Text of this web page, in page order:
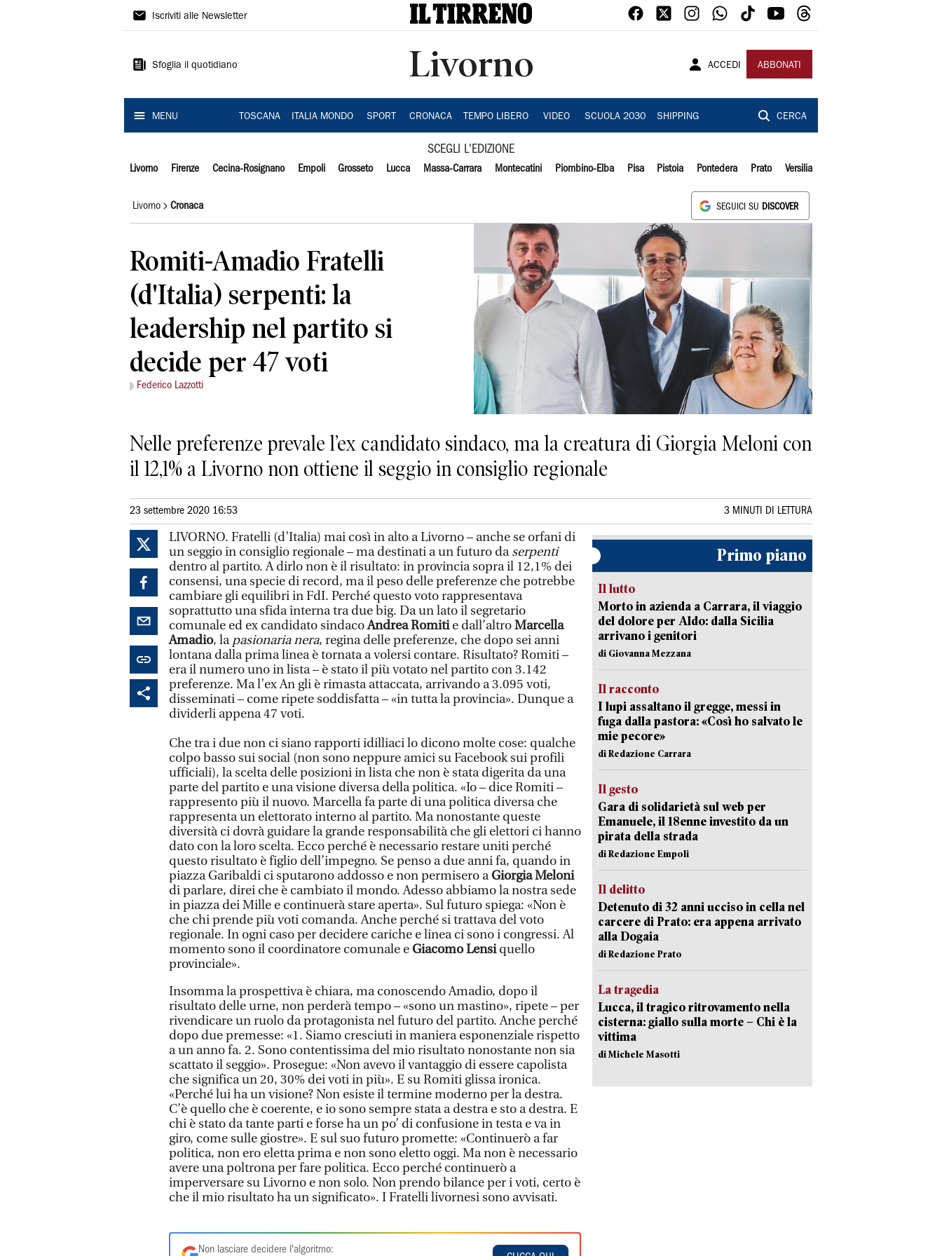
Il
Iscriviti alle Newsletter
Sfoglia il quotidiano Livorno ACCEDI ABBONATI
MENU TOSCANA ITALIA MONDO SPORT CRONACA TEMPO LIBERO VIDEO SCUOLA 2030 SHIPPING CERCA
SCEGLI L'EDIZIONE
Livorno Firenze Cecina-Rosignano Empoli Grosseto Lucca Massa-Carrara Montecatini Piombino-Elba Pisa Pistoia Pontedera Prato Versilia
Livorno Cronaca SEGUICI SU DISCOVER
Romiti-Amadio Fratelli
(d'Italia) serpenti: la
leadership nel partito si
decide per 47 voti
Federico Lazzotti
Nelle preferenze prevale l’ex candidato sindaco, ma la creatura di Giorgia Meloni con
il 12,1% a Livorno non ottiene il seggio in consiglio regionale
23 settembre 2020 16:53 3 MINUTI DI LETTURA
LIVORNO. Fratelli (d’Italia) mai così in alto a Livorno – anche se orfani di
un seggio in consiglio regionale – ma destinati a un futuro daserpenti
dentro al partito. A dirlo non è il risultato: in provincia sopra il 12,1% dei
consensi, una specie di record, ma il peso delle preferenze che potrebbe
cambiare gli equilibri in FdI. Perché questo voto rappresentava
soprattutto una sfida interna tra due big. Da un lato il segretario
comunale ed ex candidato sindacoAndrea Romitie dall’altroMarcella
Amadio, la pasionaria nera, regina delle preferenze, che dopo sei anni
lontana dalla prima linea è tornata a volersi contare. Risultato? Romiti –
era il numero uno in lista – è stato il più votato nel partito con 3.142
preferenze. Ma l’ex An gli è rimasta attaccata, arrivando a 3.095 voti,
disseminati – come ripete soddisfatta – «in tutta la provincia». Dunque a
dividerli appena 47 voti.
Che tra i due non ci siano rapporti idilliaci lo dicono molte cose: qualche
colpo basso sui social (non sono neppure amici su Facebook sui profili
ufficiali), la scelta delle posizioni in lista che non è stata digerita da una
parte del partito e una visione diversa della politica. «Io – dice Romiti –
rappresento più il nuovo. Marcella fa parte di una politica diversa che
rappresenta un elettorato interno al partito. Ma nonostante queste
diversità ci dovrà guidare la grande responsabilità che gli elettori ci hanno
dato con la loro scelta. Ecco perché è necessario restare uniti perché
questo risultato è figlio dell’impegno. Se penso a due anni fa, quando in
piazza Garibaldi ci sputarono addosso e non permisero aGiorgia Meloni
di parlare, direi che è cambiato il mondo. Adesso abbiamo la nostra sede
in piazza dei Mille e continuerà stare aperta». Sul futuro spiega: «Non è
che chi prende più voti comanda. Anche perché si trattava del voto
regionale. In ogni caso per decidere cariche e linea ci sono i congressi. Al
momento sono il coordinatore comunale eGiacomo Lensiquello
provinciale».
Insomma la prospettiva è chiara, ma conoscendo Amadio, dopo il
risultato delle urne, non perderà tempo – «sono un mastino», ripete – per
rivendicare un ruolo da protagonista nel futuro del partito. Anche perché
dopo due premesse: «1. Siamo cresciuti in maniera esponenziale rispetto
a un anno fa. 2. Sono contentissima del mio risultato nonostante non sia
scattato il seggio». Prosegue: «Non avevo il vantaggio di essere capolista
che significa un 20, 30% dei voti in più». E su Romiti glissa ironica.
«Perché lui ha un visione? Non esiste il termine moderno per la destra.
C’è quello che è coerente, e io sono sempre stata a destra e sto a destra. E
chi è stato da tante parti e forse ha un po’ di confusione in testa e va in
giro, come sulle giostre». E sul suo futuro promette: «Continuerò a far
politica, non ero eletta prima e non sono eletto oggi. Ma non è necessario
avere una poltrona per fare politica. Ecco perché continuerò a
imperversare su Livorno e non solo. Non prendo bilance per i voti, certo è
che il mio risultato ha un significato». I Fratelli livornesi sono avvisati.
Non lasciare decidere l'algoritmo:
Primo piano
Il lutto
Morto in azienda a Carrara, il viaggio
del dolore per Aldo: dalla Sicilia
arrivano i genitori
di Giovanna Mezzana
Il racconto
I lupi assaltano il gregge, messi in
fuga dalla pastora: «Così ho salvato le
mie pecore»
di Redazione Carrara
Il gesto
Gara di solidarietà sul web per
Emanuele, il 18enne investito da un
pirata della strada
di Redazione Empoli
Il delitto
Detenuto di 32 anni ucciso in cella nel
carcere di Prato: era appena arrivato
alla Dogaia
di Redazione Prato
La tragedia
Lucca, il tragico ritrovamento nella
cisterna: giallo sulla morte – Chi è la
vittima
di Michele Masotti